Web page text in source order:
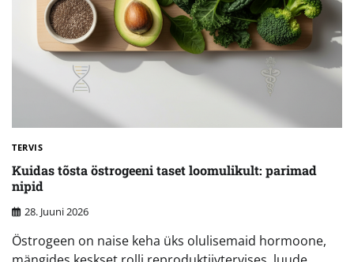
TERVIS
Kuidas tõsta östrogeeni taset loomulikult: parimad
nipid
28. Juuni 2026
Östrogeen on naise keha üks olulisemaid hormoone,